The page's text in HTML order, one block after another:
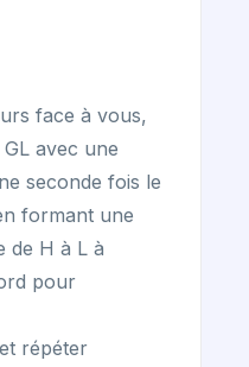
face à vous,
avec une
seconde fois le
formant une
de H à L à
pour
répéter